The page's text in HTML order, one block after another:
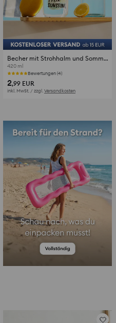
Becher mit Strohhalm und Sommermotiv
420 ml
Bewertungen (4)
2,99 EUR
inkl. MwSt. / zzgl. Versandkosten